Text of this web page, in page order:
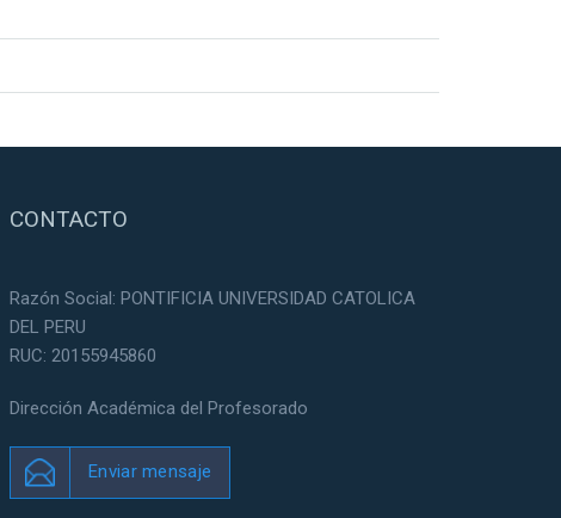
CONTACTO
Razón Social: PONTIFICIA UNIVERSIDAD CATOLICA
DEL PERU
RUC: 20155945860
Dirección Académica del Profesorado
Enviar mensaje